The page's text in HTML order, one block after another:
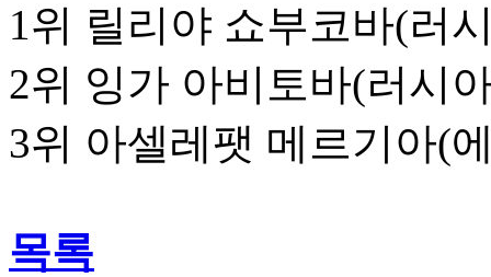
1위 릴리야 쇼부코바(
2위 잉가 아비토바(
3위 아셀레팻 메르기아(
목록